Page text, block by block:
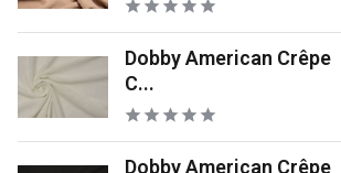
Dobby American Crêpe
C...
Dobby American Crêpe